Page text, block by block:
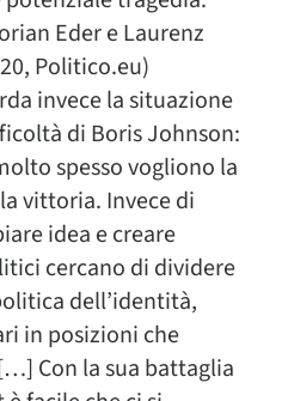
Eder e Laurenz
Politico.eu)
invece la situazione
di Boris Johnson:
spesso vogliono la
vittoria. Invece di
idea e creare
cercano di dividere
dell’identità,
in posizioni che
Con la sua battaglia